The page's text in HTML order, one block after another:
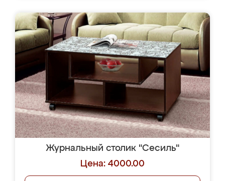
Журнальный столик "Сесиль"
Цена: 4000.00